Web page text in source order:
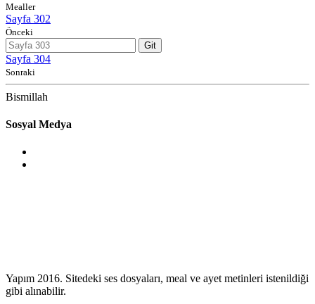
Mealler
Sayfa 302
Önceki
Git
Sayfa 304
Sonraki
Bismillah
Sosyal Medya
Yapım 2016. Sitedeki ses dosyaları, meal ve ayet metinleri istenildiği
gibi alınabilir.